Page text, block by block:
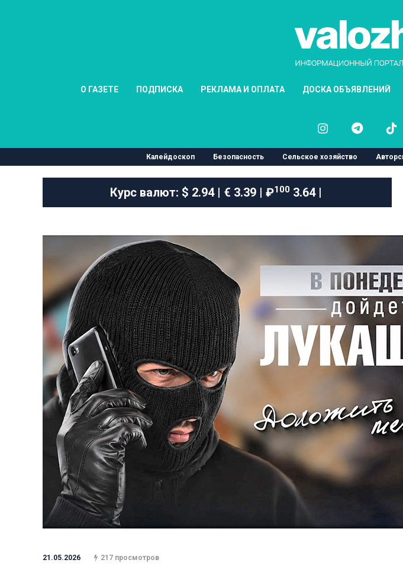
О ГАЗЕТЕ ПОДПИСКА РЕКЛАМА И ОПЛАТА ДОСКА ОБЪЯВЛЕНИЙ
Калейдоскоп Безопасность Сельское хозяйство
Курс валют: $ 2.94 | € 3.39 | ₽1003.64 |
21.05.2026 217 просмотров